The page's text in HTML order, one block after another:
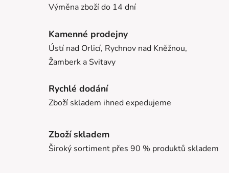
Výměna zboží do 14 dní
Kamenné prodejny
Ústí nad Orlicí, Rychnov nad Kněžnou,
Žamberk a Svitavy
Rychlé dodání
Zboží skladem ihned expedujeme
Zboží skladem
Široký sortiment přes 90 % produktů skladem